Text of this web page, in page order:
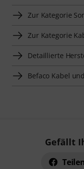
Zur Kategorie
Zur Kategorie
Detaillierte
Befaco Kabel
Gefällt
Teilen